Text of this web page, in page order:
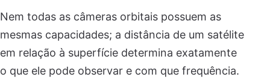
Nem todas as câmeras orbitais possuem as
mesmas capacidades; a distância de um satélite
em relação à superfície determina exatamente
o que ele pode observar e com que frequência.